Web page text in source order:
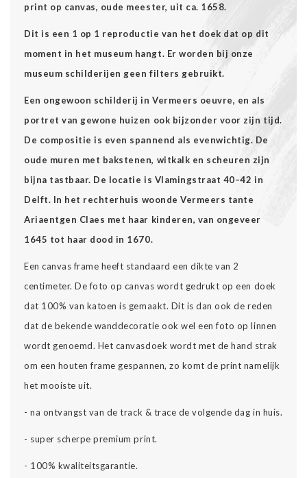
print op canvas, oude meester, uit ca. 1658.
Dit is een 1 op 1 reproductie van het doek dat op dit
moment in het museum hangt. Er worden bij onze
museum schilderijen geen filters gebruikt.
Een ongewoon schilderij in Vermeers oeuvre, en als
portret van gewone huizen ook bijzonder voor zijn tijd.
De compositie is even spannend als evenwichtig. De
oude muren met bakstenen, witkalk en scheuren zijn
bijna tastbaar. De locatie is Vlamingstraat 40–42 in
Delft. In het rechterhuis woonde Vermeers tante
Ariaentgen Claes met haar kinderen, van ongeveer
1645 tot haar dood in 1670.
Een canvas frame heeft standaard een dikte van 2
centimeter. De foto op canvas wordt gedrukt op een doek
dat 100% van katoen is gemaakt. Dit is dan ook de reden
dat de bekende wanddecoratie ook wel een foto op linnen
wordt genoemd. Het canvasdoek wordt met de hand strak
om een houten frame gespannen, zo komt de print namelijk
het mooiste uit.
- na ontvangst van de track & trace de volgende dag in huis.
- super scherpe premium print.
- 100% kwaliteitsgarantie.